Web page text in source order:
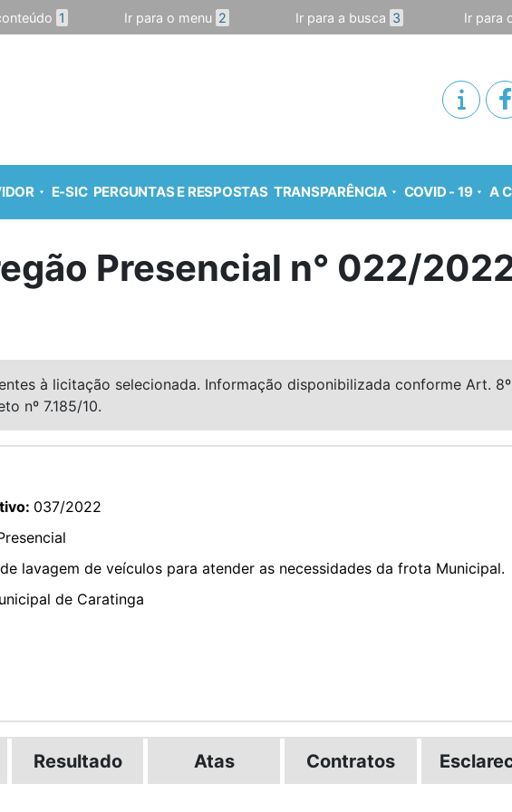
1 Ir para o menu 2 Ir para a busca 3 Ir para
E-SIC PERGUNTAS E RESPOSTAS TRANSPARÊNCIA COVID - 19 A
Presencial n° 022/
à licitação selecionada. Informação disponibilizada conforme Art. 8º,
nº 7.185/10.
037/2022
lavagem de veículos para atender as necessidades da frota Municipal.
de Caratinga
Resultado Atas Contratos